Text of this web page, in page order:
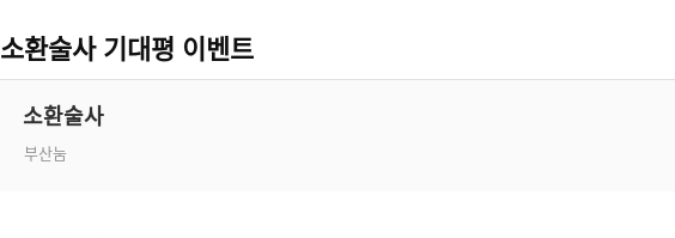
소환술사 기대평 이벤트
소환술사
부산눔